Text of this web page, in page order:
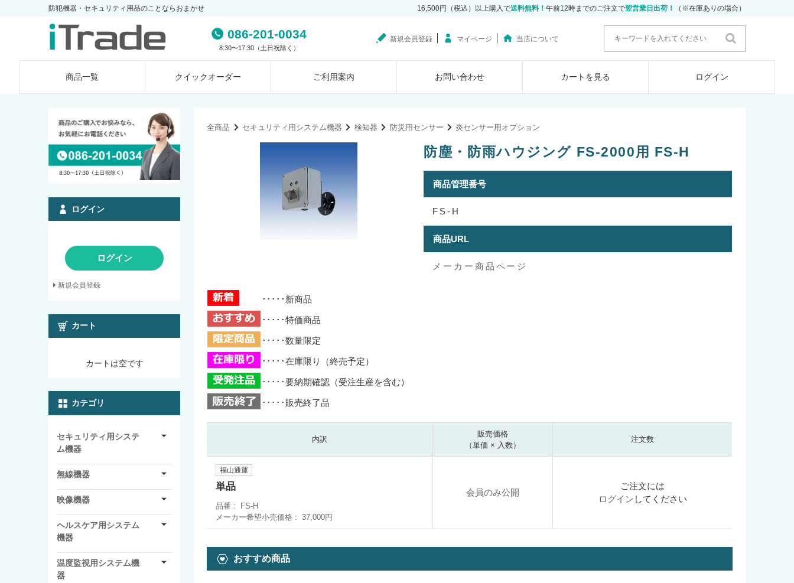
防犯機器・セキュリティ用品のことならおまかせ 16,500円（税込）以上購入で送料無料！ 午前12時までのご注文で翌営業日出荷！ （※在庫ありの場合）
086-201-0034
8:30〜17:30（土日祝除く）
新規会員登録 マイページ 当店について
商品一覧 クイックオーダー ご利用案内 お問い合わせ カートを見る ログイン
全商品 セキュリティ用システム機器 検知器 防災用センサー 炎センサー用オプション
防塵・防雨ハウジング FS-2000用 FS-H
商品管理番号
FS-H
商品URL
メーカー商品ページ
･････新商品
･････特価商品
･････数量限定
･････在庫限り（終売予定）
･････要納期確認（受注生産を含む）
･････販売終了品
内訳
販売価格
（単価 × 入数）
注文数
福山通運
単品
品番
FS-H
メーカー希望小売価格
37,000円
会員のみ公開
ご注文には
ログイン してください
おすすめ商品
ログイン
ログイン
新規会員登録
カート
カートは空です
カテゴリ
セキュリティ用システ
ム機器
無線機器
映像機器
ヘルスケア用システム
機器
温度監視用システム機
器